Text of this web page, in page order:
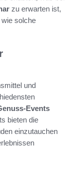
zu erwarten ist,
solche
und
Events
bieten die
einzutauchen